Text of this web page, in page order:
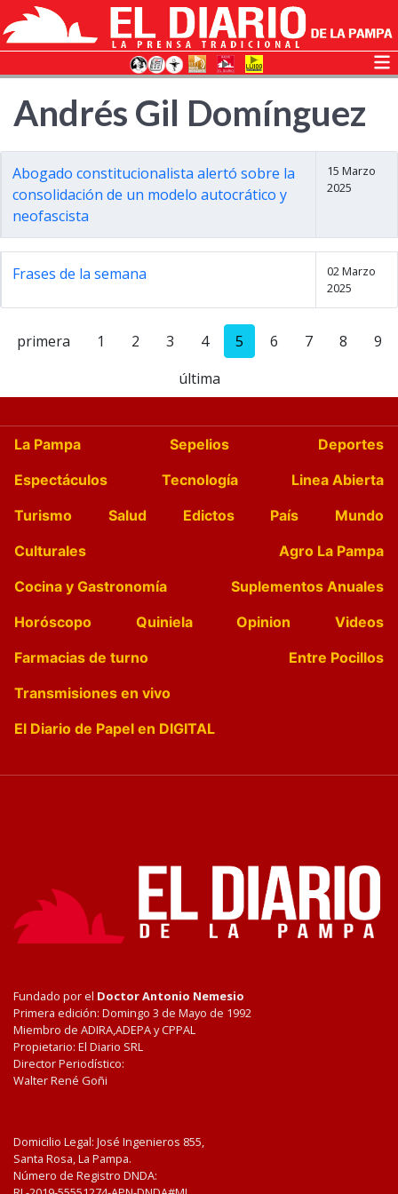
Andrés Gil Domínguez
Abogado constitucionalista alertó sobre la
consolidación de un modelo autocrático y
neofascista
15 Marzo
2025
Frases de la semana
02 Marzo
2025
primera 1 2 3 4 5 6 7 8
9
última
La Pampa Sepelios
Deportes
Espectáculos
Tecnología
Linea Abierta
Turismo
Salud Edictos País
Mundo
Culturales
Agro La Pampa
Cocina y Gastronomía
Suplementos Anuales
Horóscopo
Quiniela Opinion
Videos
Farmacias de turno
Entre Pocillos
Transmisiones en vivo
El Diario de Papel en DIGITAL
Fundado por el Doctor Antonio Nemesio
Primera edición: Domingo 3 de Mayo de 1992
Miembro de ADIRA,ADEPA y CPPAL
Propietario: El Diario SRL
Director Periodístico:
Walter René Goñi
Domicilio Legal: José Ingenieros 855,
Santa Rosa, La Pampa.
Número de Registro DNDA: